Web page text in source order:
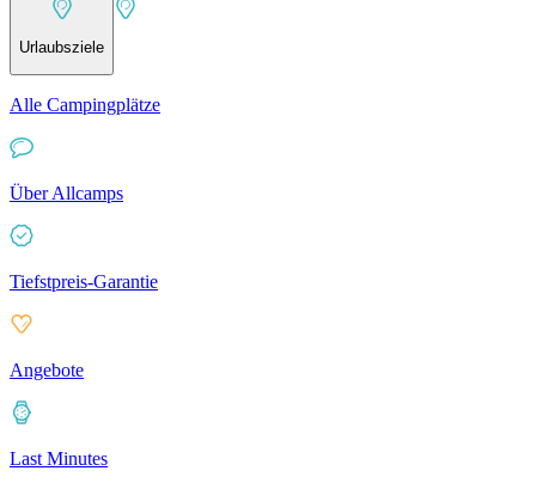
Urlaubsziele
Alle Campingplätze
Über Allcamps
Tiefstpreis-Garantie
Angebote
Last Minutes